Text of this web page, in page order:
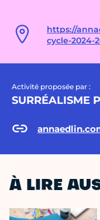
https://
cycle-2024-
Activité proposée par :
SURRÉALISME
À LIRE